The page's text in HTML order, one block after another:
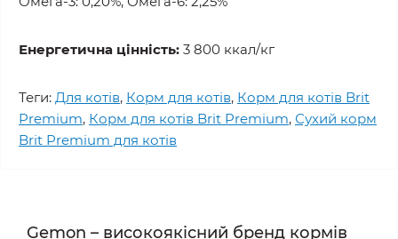
Енергетична цінність: 3 800 ккал/кг
Теги: Для котів, Корм для котів, Корм для котів Brit
Premium, Корм для котів Brit Premium, Сухий корм
Brit Premium для котів
Gemon – високоякісний бренд кормів